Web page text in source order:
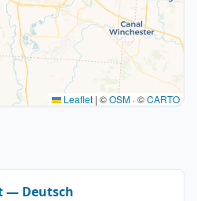
Leaflet | ©OSM · ©CARTO
— Deutsch